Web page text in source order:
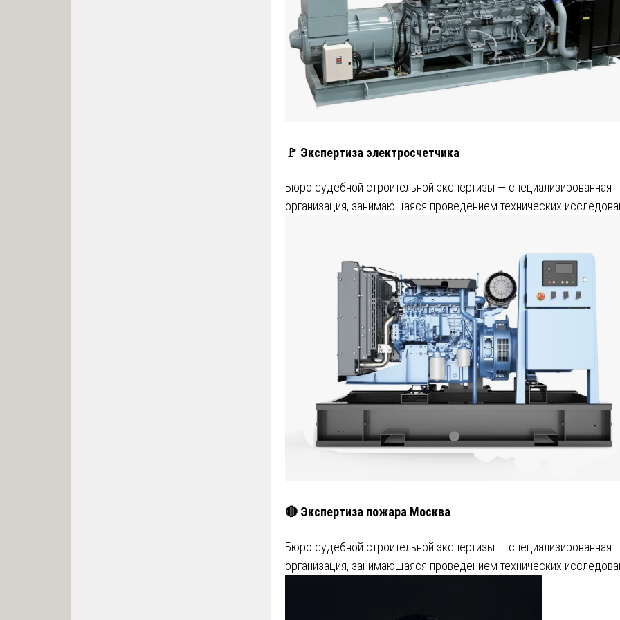
🚩 Экспертиза электросчетчика
Бюро судебной строительной экспертизы — специализированная
организация, занимающаяся проведением технических
🔴 Экспертиза пожара Москва
Бюро судебной строительной экспертизы — специализированная
организация, занимающаяся проведением технических